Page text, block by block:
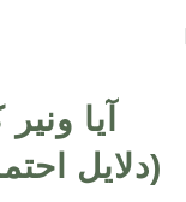
آیا
(دلایل